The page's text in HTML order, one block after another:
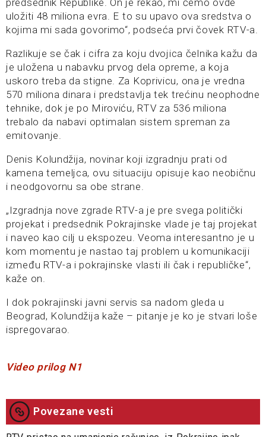
predsednik Republike. On je rekao, mi ćemo ovde
uložiti 48 miliona evra. E to su upavo ova sredstva o
kojima mi sada govorimo“, podseća prvi čovek RTV-a.
Razlikuje se čak i cifra za koju dvojica čelnika kažu da
je uložena u nabavku prvog dela opreme, a koja
uskoro treba da stigne. Za Koprivicu, ona je vredna
570 miliona dinara i predstavlja tek trećinu neophodne
tehnike, dok je po Miroviću, RTV za 536 miliona
trebalo da nabavi optimalan sistem spreman za
emitovanje.
Denis Kolundžija, novinar koji izgradnju prati od
kamena temeljca, ovu situaciju opisuje kao neobičnu
i neodgovornu sa obe strane.
„Izgradnja nove zgrade RTV-a je pre svega politički
projekat i predsednik Pokrajinske vlade je taj projekat
i naveo kao cilj u ekspozeu. Veoma interesantno je u
kom momentu je nastao taj problem u komunikaciji
između RTV-a i pokrajinske vlasti ili čak i republičke“,
kaže on.
I dok pokrajinski javni servis sa nadom gleda u
Beograd, Kolundžija kaže – pitanje je ko je stvari loše
ispregovarao.
Video prilog N1
Povezane vesti